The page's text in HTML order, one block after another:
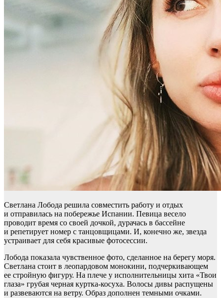
Светлана Лобода решила совместить работу и отдых
и отправилась на побережье Испании. Певица весело
проводит время со своей дочкой, дурачась в бассейне
и репетирует номер с танцовщицами. И, конечно же, звезда
устраивает для себя красивые фотосессии.
Лобода показала чувственное фото, сделанное на берегу моря.
Светлана стоит в леопардовом монокини, подчеркивающем
ее стройную фигуру. На плече у исполнительницы хита «Твои
глаза» грубая черная куртка-косуха. Волосы дивы распущены
и развеваются на ветру. Образ дополнен темными очками.